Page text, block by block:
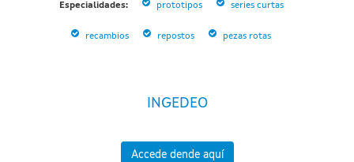
Especialidades: prototipos series curtas
recambios repostos pezas rotas
INGEDEO
Accede dende aquí